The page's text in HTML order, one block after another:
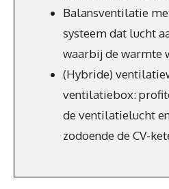
Balansventilatie
systeem dat lucht
waarbij de warmte
(Hybride)
ventilatiebox:
de ventilatielucht
zodoende de CV-